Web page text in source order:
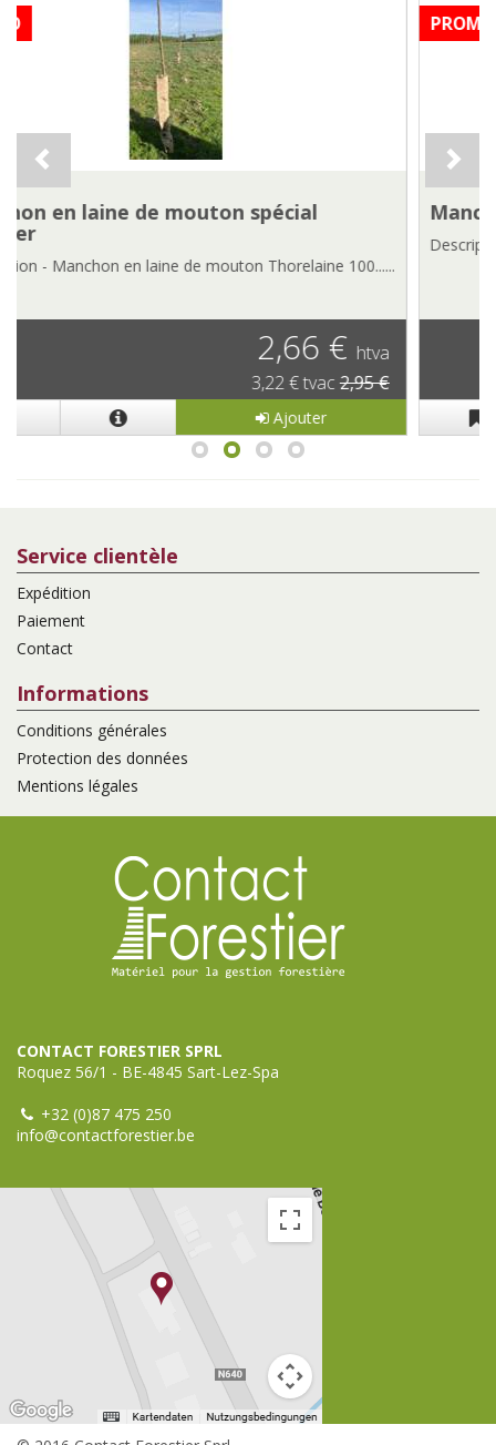
Manchon en laine de mouton 20/60
Description - Manchon en laine de mouton Thorelaine 100......
2,25 €
2,72 € tvac
Service clientèle
Expédition
Paiement
Contact
Informations
Conditions générales
Protection des données
Mentions légales
CONTACT FORESTIER SPRL
Roquez 56/1 - BE-4845 Sart-Lez-Spa
+32 (0)87 475 250
info@contactforestier.be